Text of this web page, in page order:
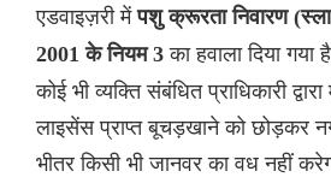
एडवाइज़री मेंपशु क्रूरता निवारण
2001 के नियम 3का हवाला दिया
कोई भी व्यक्ति संबंधित प्राधिकारी द्वारा
लाइसेंस प्राप्त बूचड़खाने को छोड़कर
भीतर किसी भी जानवर का वध नहीं